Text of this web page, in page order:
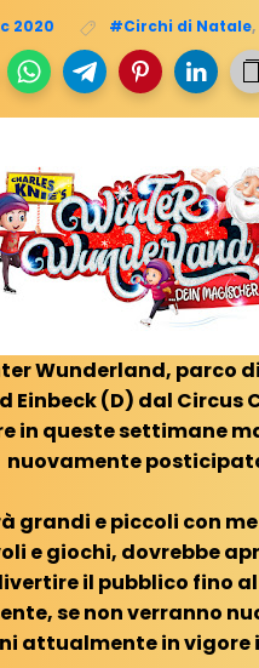
2020 #Circhi di Natale,
Wunderland, parco
Einbeck (D) dal Circus
in queste settimane
nuovamente
grandi e piccoli con
e giochi, dovrebbe
il pubblico fino
se non verranno
attualmente in vigore